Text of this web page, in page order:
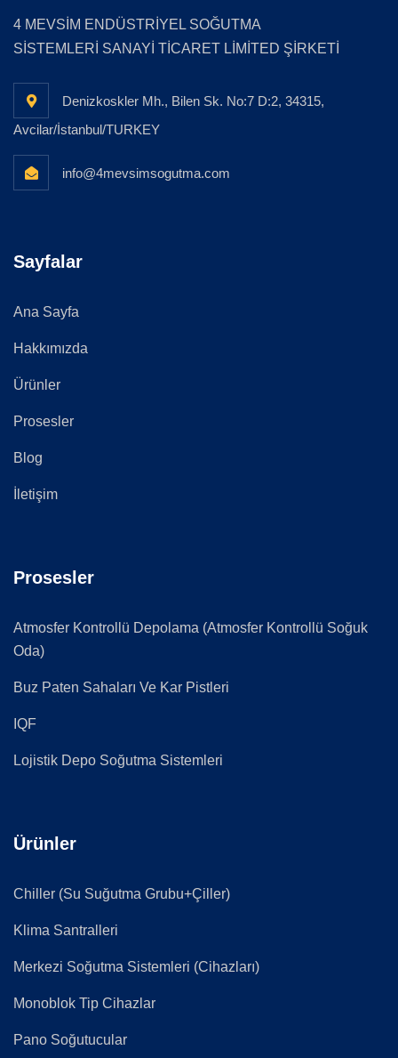
4 MEVSİM ENDÜSTRİYEL SOĞUTMA
SİSTEMLERİ SANAYİ TİCARET LİMİTED ŞİRKETİ
Denizkoskler Mh., Bilen Sk. No:7 D:2, 34315,
Avcilar/İstanbul/TURKEY
info@4mevsimsogutma.com
Sayfalar
Ana Sayfa
Hakkımızda
Ürünler
Prosesler
Blog
İletişim
Prosesler
Atmosfer Kontrollü Depolama (Atmosfer Kontrollü Soğuk
Oda)
Buz Paten Sahaları Ve Kar Pistleri
IQF
Lojistik Depo Soğutma Sistemleri
Ürünler
Chiller (Su Suğutma Grubu+Çiller)
Klima Santralleri
Merkezi Soğutma Sistemleri (Cihazları)
Monoblok Tip Cihazlar
Pano Soğutucular